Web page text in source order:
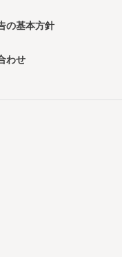
の基本方針
わせ